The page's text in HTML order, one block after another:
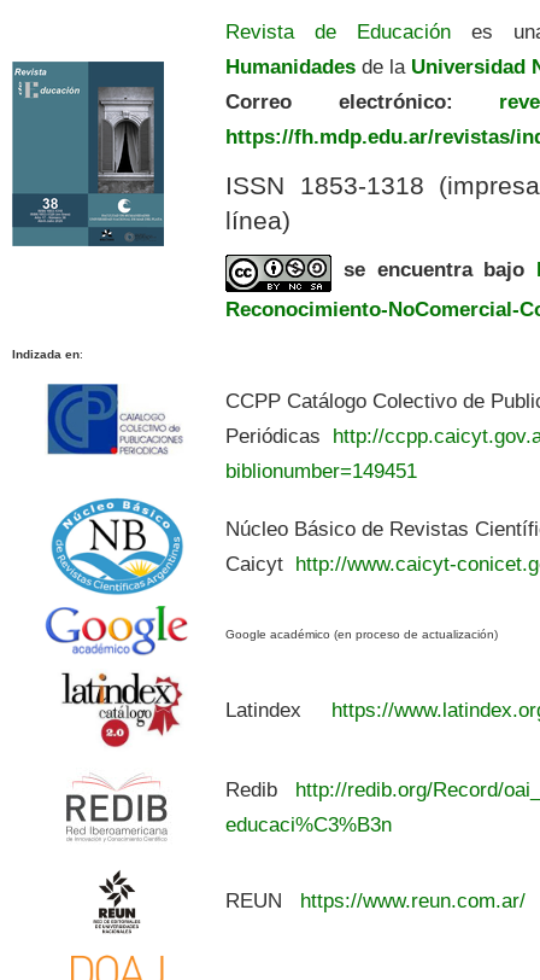
Revista de Educación es
Humanidades de la Universidad
Correo electrónico:
https://fh.mdp.edu.ar/revistas/
ISSN 1853-1318
línea)
se encuentra bajo
Reconocimiento-NoComercial-
Indizada en:
CCPP Catálogo Colectivo de
Periódicas http://
biblionumber=149451
Núcleo Básico de Revistas
Caicyt http://www.caicyt-
Google académico (en proceso de actualización)
Latindex https://
Redib
http://redib.org/Record/
educaci%C3%B3n
REUN https://www.reun.com.ar/